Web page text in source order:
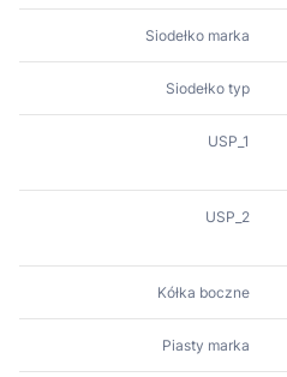
Siodełko marka
Siodełko typ
USP_1
USP_2
Kółka boczne
Piasty marka